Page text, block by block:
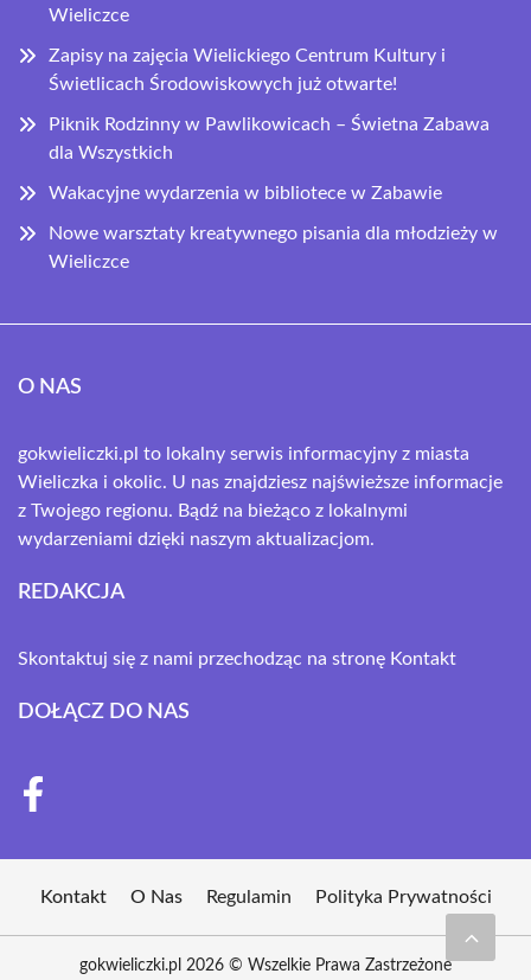
Wieliczce
Zapisy na zajęcia Wielickiego Centrum Kultury i
Świetlicach Środowiskowych już otwarte!
Piknik Rodzinny w Pawlikowicach – Świetna Zabawa
dla Wszystkich
Wakacyjne wydarzenia w bibliotece w Zabawie
Nowe warsztaty kreatywnego pisania dla młodzieży w
Wieliczce
O NAS
gokwieliczki.pl to lokalny serwis informacyjny z miasta
Wieliczka i okolic. U nas znajdziesz najświeższe informacje
z Twojego regionu. Bądź na bieżąco z lokalnymi
wydarzeniami dzięki naszym aktualizacjom.
REDAKCJA
Skontaktuj się z nami przechodząc na stronę Kontakt
DOŁĄCZ DO NAS
Kontakt O Nas Regulamin Polityka Prywatności
gokwieliczki.pl 2026 © Wszelkie Prawa Zastrzeżone